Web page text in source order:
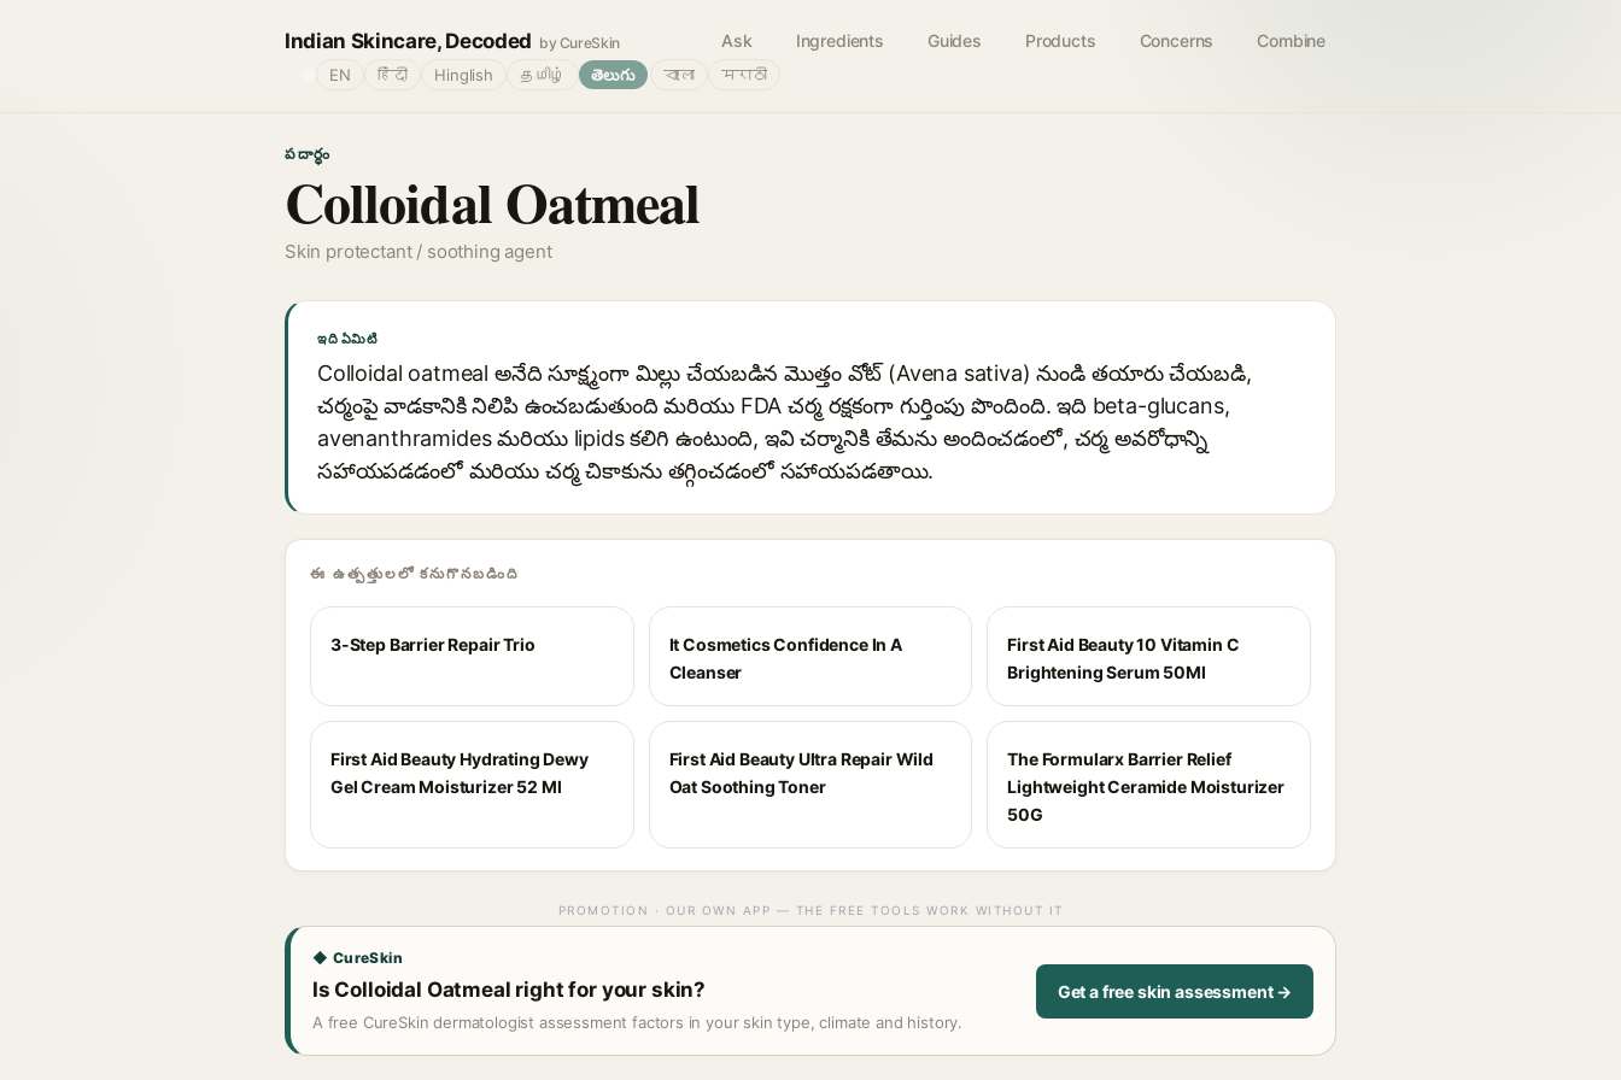
Indian Skincare, Decoded by CureSkin Ask Ingredients Guides Products Concerns Combine
EN हिंदी Hinglish தமிழ் తెలుగు বাংলা मराठी
పదార్థం
Colloidal Oatmeal
Skin protectant / soothing agent
ఇది ఏమిటి
Colloidal oatmeal అనేది సూక్ష్మంగా మిల్లు చేయబడిన మొత్తం వోట్ (Avena sativa) నుండి తయారు చేయబడి,
చర్మంపై వాడకానికి నిలిపి ఉంచబడుతుంది మరియు FDA చర్మ రక్షకంగా గుర్తింపు పొందింది. ఇది beta-glucans,
avenanthramides మరియు lipids కలిగి ఉంటుంది, ఇవి చర్మానికి తేమను అందించడంలో, చర్మ అవరోధాన్ని
సహాయపడడంలో మరియు చర్మ చికాకును తగ్గించడంలో సహాయపడతాయి.
ఈ ఉత్పత్తులలో కనుగొనబడింది
3-Step Barrier Repair Trio
It Cosmetics Confidence In A
Cleanser
First Aid Beauty 10 Vitamin C
Brightening Serum 50Ml
First Aid Beauty Hydrating Dewy
Gel Cream Moisturizer 52 Ml
First Aid Beauty Ultra Repair Wild
Oat Soothing Toner
The Formularx Barrier Relief
Lightweight Ceramide Moisturizer
50G
PROMOTION · OUR OWN APP — THE FREE TOOLS WORK WITHOUT IT
◆ CureSkin
Is Colloidal Oatmeal right for your skin?
A free CureSkin dermatologist assessment factors in your skin type, climate and history.
Get a free skin assessment →